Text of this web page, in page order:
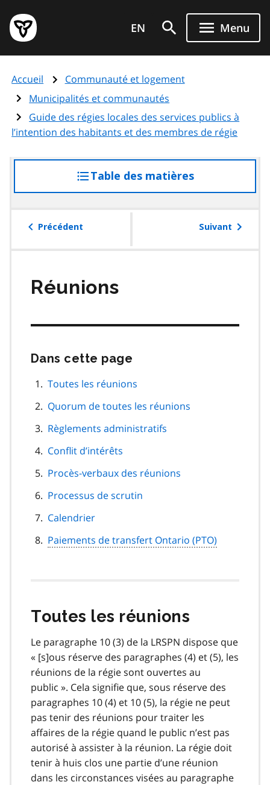
au
contenu
principal
Page
d'accueil
de
l'Ontario
EN Menu
Accueil
Communauté et logement
Municipalités et communautés
Guide des régies locales des services publics à
l’intention des habitants et des membres de régie
Table des matières
à
table
Précédent Suivant
Réunions
Dans cette page
page
Toutes les réunions
Quorum de toutes les réunions
Règlements administratifs
Conflit d’intérêts
Procès-verbaux des réunions
Processus de scrutin
Calendrier
Paiements de transfert Ontario (PTO)
Toutes les réunions
Le paragraphe 10 (3) de la LRSPN dispose que
« [s]ous réserve des paragraphes (4) et (5), les
réunions de la régie sont ouvertes au
public ». Cela signifie que, sous réserve des
paragraphes 10 (4) et 10 (5), la régie ne peut
pas tenir des réunions pour traiter les
affaires de la régie quand le public n’est pas
autorisé à assister à la réunion. La régie doit
tenir à huis clos une partie d’une réunion
dans les circonstances visées au paragraphe